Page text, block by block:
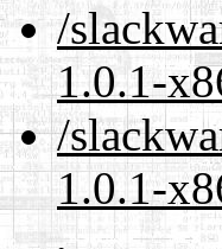
/
1.0.1-
/
1.0.1-